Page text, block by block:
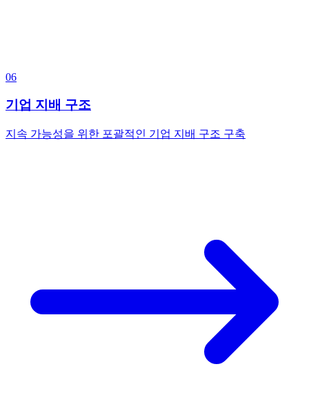
06
기업 지배 구조
지속 가능성을 위한 포괄적인 기업 지배 구조 구축